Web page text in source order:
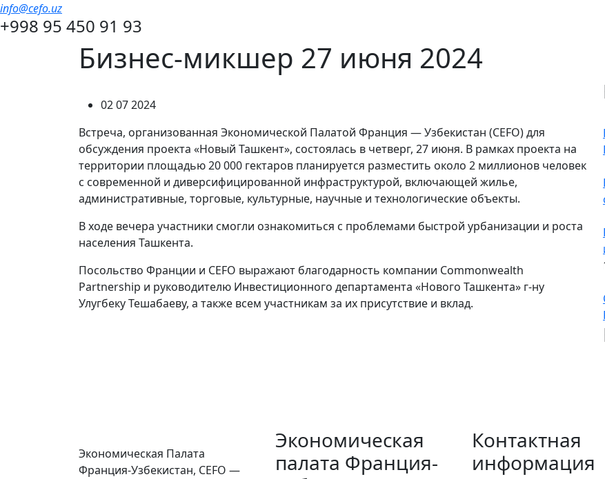
info@cefo.uz
+998 95 450 91 93
Бизнес-микшер 27 июня 2024
02 07 2024
Встреча, организованная Экономической Палатой Франция — Узбекистан (CEFO) для
обсуждения проекта «Новый Ташкент», состоялась в четверг, 27 июня. В рамках проекта на
территории площадью 20 000 гектаров планируется разместить около 2 миллионов человек
с современной и диверсифицированной инфраструктурой, включающей жилье,
административные, торговые, культурные, научные и технологические объекты.
В ходе вечера участники смогли ознакомиться с проблемами быстрой урбанизации и роста
населения Ташкента.
Посольство Франции и CEFO выражают благодарность компании Commonwealth
Partnership и руководителю Инвестиционного департамента «Нового Ташкента» г-ну
Улугбеку Тешабаеву, а также всем участникам за их присутствие и вклад.
Экономическая Палата
Франция-Узбекистан, CEFO —
Экономическая
палата Франция-
Контактная
информация